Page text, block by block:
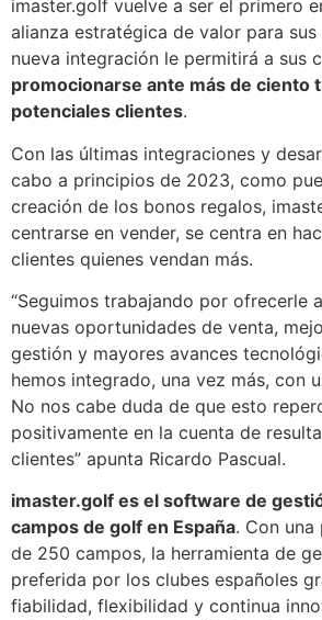
imaster.golf vuelve a ser el primero
alianza estratégica de valor para sus
nueva integración le permitirá a sus
promocionarse ante más de ciento
potenciales clientes.
Con las últimas integraciones y
cabo a principios de 2023, como
creación de los bonos regalos,
centrarse en vender, se centra en
clientes quienes vendan más.
“Seguimos trabajando por ofrecerle
nuevas oportunidades de venta,
gestión y mayores avances
hemos integrado, una vez más, con
No nos cabe duda de que esto
positivamente en la cuenta de
clientes” apunta Ricardo Pascual.
imaster.golf es el software de
campos de golf en España. Con una
de 250 campos, la herramienta de
preferida por los clubes españoles
fiabilidad, flexibilidad y continua